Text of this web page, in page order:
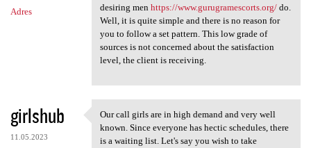
Adres
desiring men https://www.gurugramescorts.org/do.
Well, it is quite simple and there is no reason for
you to follow a set pattern. This low grade of
sources is not concerned about the satisfaction
level, the client is receiving.
girlshub
11.05.2023
Our call girls are in high
Our call girls are in high demand and very well
known. Since everyone has hectic schedules, there
is a waiting list. Let's say you wish to take